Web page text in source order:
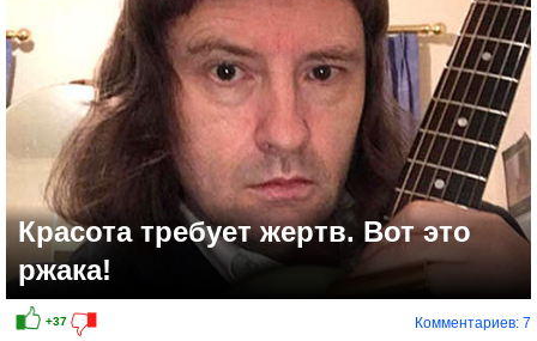
Красота требует жертв. Вот это
ржака!
Комментариев: 7